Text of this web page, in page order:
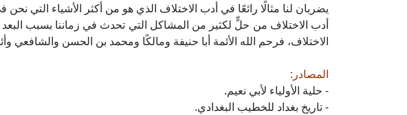
يضربان لنا مثالًا رائعًا في أدب الاختلاف الذي هو من أكثر الأشياء التي
أدب الاختلاف من حلٍّ لكثير من المشاكل التي تحدث في زماننا بسبب البعد
الاختلاف، فرحم الله الأئمة أبا حنيفة ومالكًا ومحمد بن الحسن والشافعي
المصادر:
- حلية الأولياء لأبي نعيم.
- تاريخ بغداد للخطيب البغدادي.